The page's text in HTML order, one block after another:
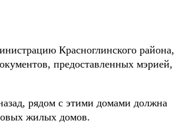
Красноглинского района,
предоставленных мэрией,
рядом с этими домами должна
жилых домов.